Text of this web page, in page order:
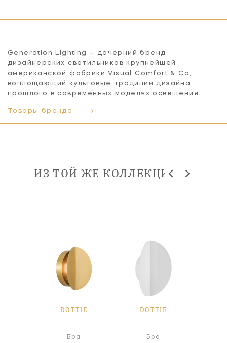
Generation Lighting – дочерний бренд
дизайнерских светильников крупнейшей
американской фабрики Visual Comfort & Co,
воплощающий культовые традиции дизайна
прошлого в современных моделях освещения.
Товары бренда
ИЗ ТОЙ ЖЕ КОЛЛЕКЦИИ
DOTTIE
Бра
DOTTIE
Бра